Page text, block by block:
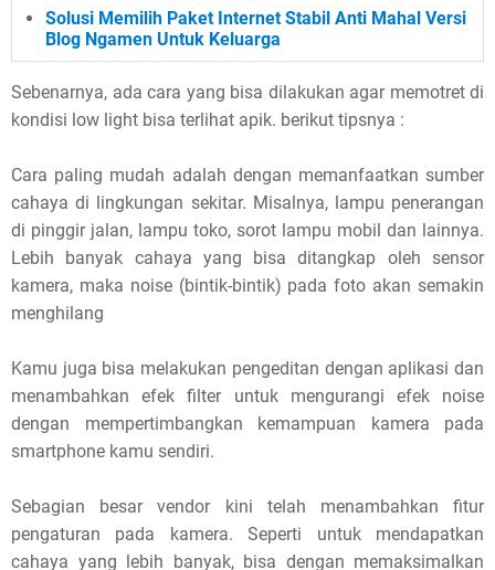
Solusi Memilih Paket Internet Stabil Anti Mahal Versi
Blog Ngamen Untuk Keluarga
Sebenarnya, ada cara yang bisa dilakukan agar memotret di
kondisi low light bisa terlihat apik. berikut tipsnya :
Cara paling mudah adalah dengan memanfaatkan sumber
cahaya di lingkungan sekitar. Misalnya, lampu penerangan
di pinggir jalan, lampu toko, sorot lampu mobil dan lainnya.
Lebih banyak cahaya yang bisa ditangkap oleh sensor
kamera, maka noise (bintik-bintik) pada foto akan semakin
menghilang
Kamu juga bisa melakukan pengeditan dengan aplikasi dan
menambahkan efek filter untuk mengurangi efek noise
dengan mempertimbangkan kemampuan kamera pada
smartphone kamu sendiri.
Sebagian besar vendor kini telah menambahkan fitur
pengaturan pada kamera. Seperti untuk mendapatkan
cahaya yang lebih banyak, bisa dengan memaksimalkan